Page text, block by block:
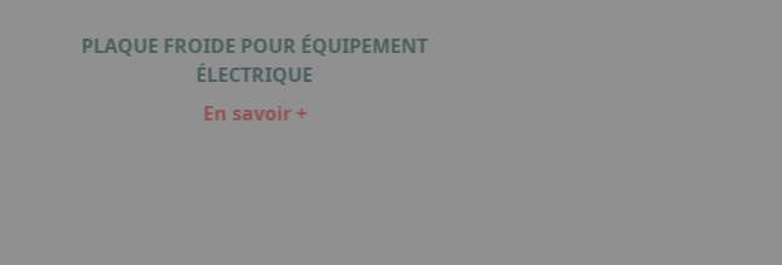
PLAQUE FROIDE POUR ÉQUIPEMENT
ÉLECTRIQUE
En savoir +